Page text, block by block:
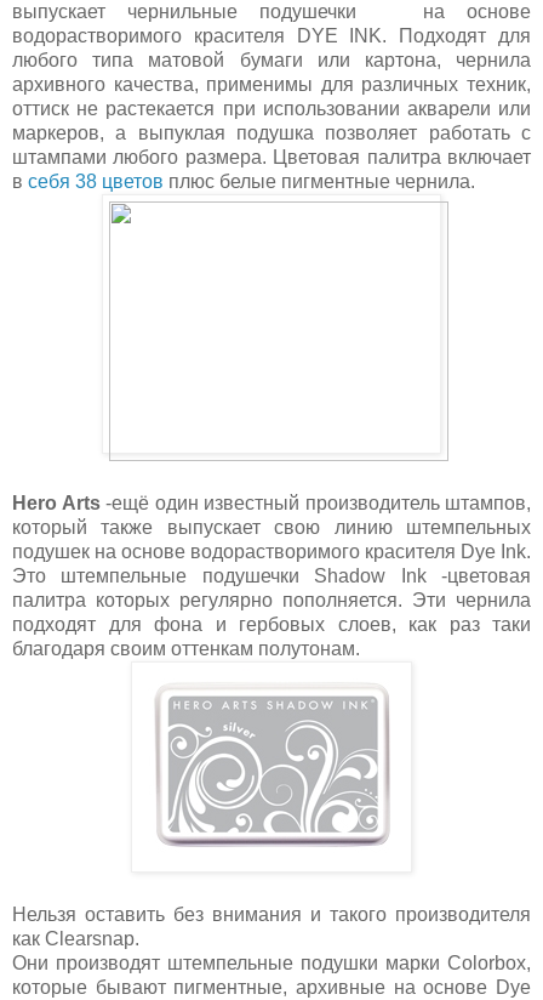
выпускает чернильные подушечки на основе
водорастворимого красителя
DYE INK. Подходят для
любого типа матовой бумаги или картона, чернила
архивного качества, применимы для различных техник,
оттиск не растекается при использовании акварели или
маркеров, а выпуклая подушка позволяет работать с
штампами любого размера. Цветовая палитра включает
в себя 38 цветов плюс белые пигментные чернила.
Hero Arts-ещё один известный производитель штампов,
который также выпускает свою линию штемпельных
подушек на основе водорастворимого красителя Dye Ink.
Это штемпельные подушечки Shadow Ink -цветовая
палитра которых регулярно пополняется. Эти чернила
подходят для фона и гербовых слоев, как раз таки
благодаря своим оттенкам полутонам.
Нельзя оставить без внимания и такого производителя
как Clearsnap.
Они производят штемпельные подушки марки Colorbox,
которые бывают пигментные, архивные на основе Dye